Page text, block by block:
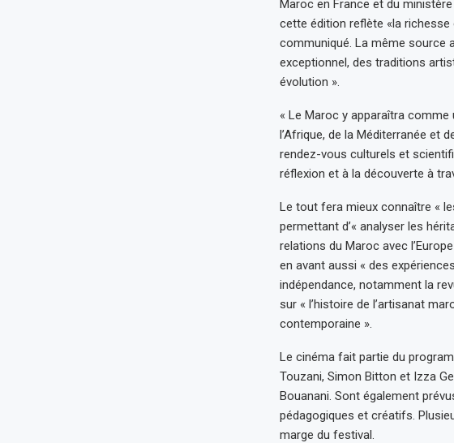
Maroc en France et du
cette édition reflète «la richesse
communiqué. La même source
exceptionnel, des traditions
évolution ».
« Le Maroc y apparaîtra comme
l’Afrique, de la Méditerranée et
rendez-vous culturels et
réflexion et à la découverte à
Le tout fera mieux connaître «
permettant d’« analyser les
relations du Maroc avec
en avant aussi « des
indépendance, notamment la
sur « l’histoire de l’artisanat
contemporaine ».
Le cinéma fait partie du
Touzani, Simon Bitton et Izza
Bouanani. Sont également
pédagogiques et créatifs.
marge du festival.